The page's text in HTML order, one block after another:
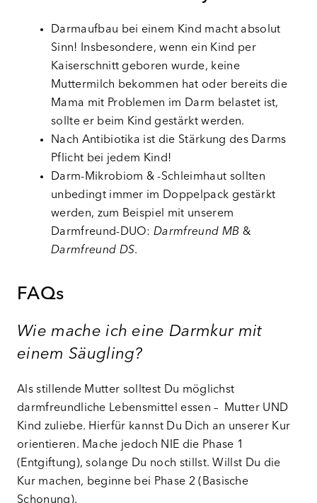
Darmaufbau bei einem Kind macht absolut
Sinn! Insbesondere, wenn ein Kind per
Kaiserschnitt geboren wurde, keine
Muttermilch bekommen hat oder bereits die
Mama mit Problemen im Darm belastet ist,
sollte er beim Kind gestärkt werden.
Nach Antibiotika ist die Stärkung des Darms
Pflicht bei jedem Kind!
Darm-Mikrobiom & -Schleimhaut sollten
unbedingt immer im Doppelpack gestärkt
werden, zum Beispiel mit unserem
Darmfreund-DUO:Darmfreund MB &
Darmfreund DS.
FAQs
Wie mache ich eine Darmkur mit
einem Säugling?
Als stillende Mutter solltest Du möglichst
darmfreundliche Lebensmittel essen – Mutter UND
Kind zuliebe. Hierfür kannst Du Dich an unserer Kur
orientieren. Mache jedoch NIE die Phase 1
(Entgiftung), solange Du noch stillst. Willst Du die
Kur machen, beginne bei Phase 2 (Basische
Schonung).